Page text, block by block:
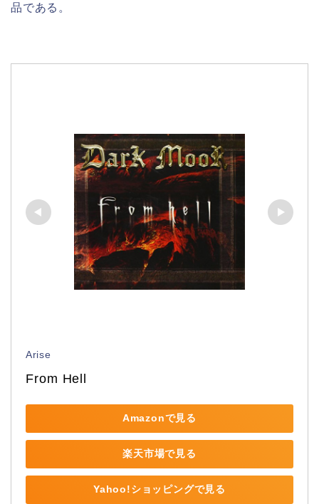
品である。
Arise
From Hell
Amazonで見る
楽天市場で見る
Yahoo!ショッピングで見る